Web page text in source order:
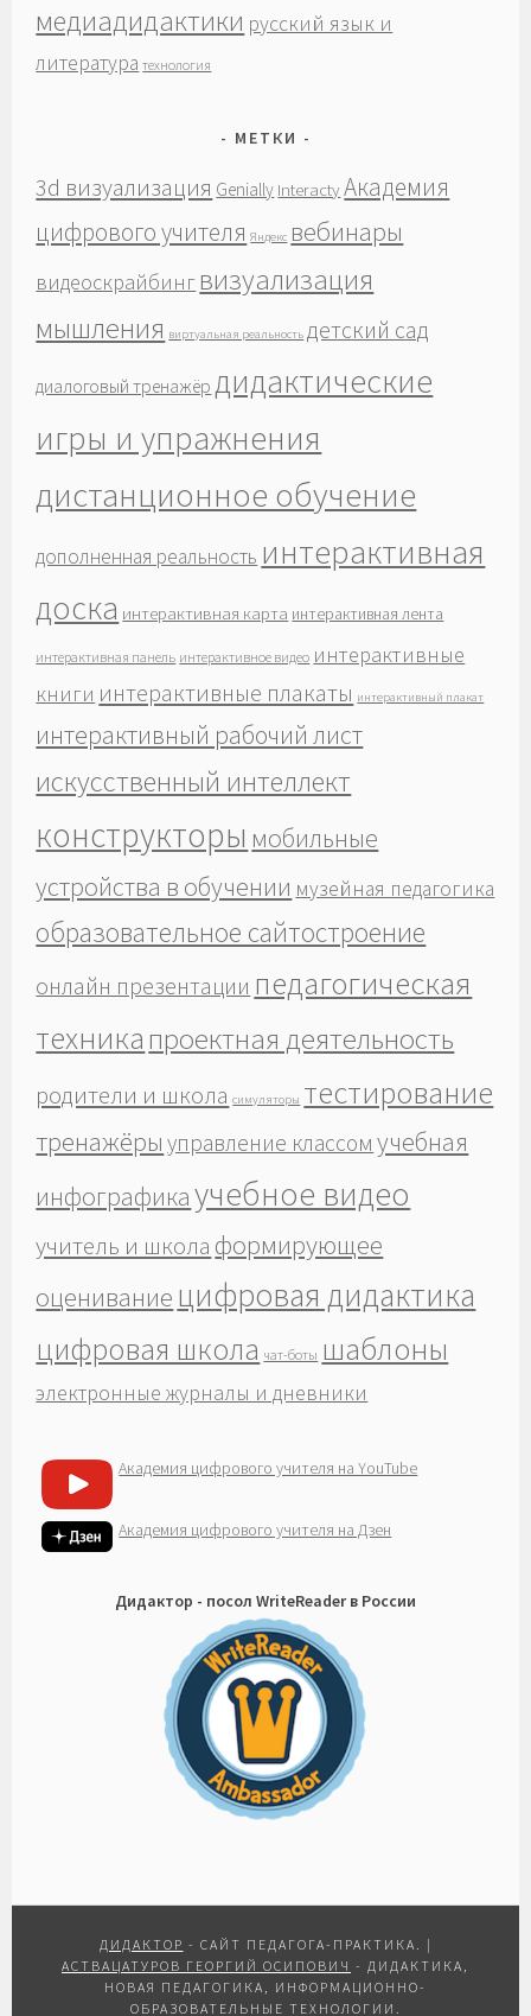
медиадидактики русский язык и
литература технология
МЕТКИ
3d визуализация Genially Interacty Академия
цифрового учителя Яндекс вебинары
видеоскрайбинг визуализация
мышления виртуальная реальность детский сад
диалоговый тренажёр дидактические
игры и упражнения
дистанционное обучение
дополненная реальность интерактивная
доска интерактивная карта интерактивная лента
интерактивная панель интерактивное видео интерактивные
книги интерактивные плакаты интерактивный плакат
интерактивный рабочий лист
искусственный интеллект
конструкторы мобильные
устройства в обучении музейная педагогика
образовательное сайтостроение
онлайн презентации педагогическая
техника проектная деятельность
родители и школа симуляторы тестирование
тренажёры управление классом учебная
инфографикаучебное видео
учитель и школа формирующее
оценивание цифровая дидактика
цифровая школа чат-боты шаблоны
электронные журналы и дневники
Академия цифрового учителя на YouTube
Академия цифрового учителя на Дзен
Дидактор - посол WriteReader в России
ДИДАКТОР - САЙТ ПЕДАГОГА-ПРАКТИКА. |
АСТВАЦАТУРОВ ГЕОРГИЙ ОСИПОВИЧ - ДИДАКТИКА,
НОВАЯ ПЕДАГОГИКА, ИНФОРМАЦИОННО-
ОБРАЗОВАТЕЛЬНЫЕ ТЕХНОЛОГИИ.